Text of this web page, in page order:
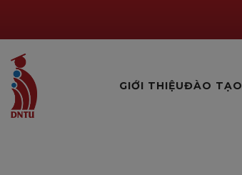
GIỚI THIỆUĐÀO TẠO